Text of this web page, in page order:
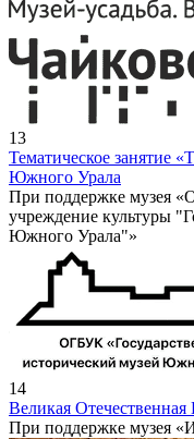
13
Тематическое занятие
Южного Урала
При поддержке музея
учреждение культуры
Южного Урала"»
14
Великая
При поддержке музея